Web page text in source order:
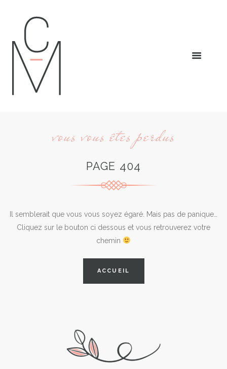
vous vous êtes perdus
PAGE 404
Il semblerait que vous vous soyez égaré. Mais pas de panique…
Cliquez sur le bouton ci dessous et vous retrouverez votre
chemin
ACCUEIL